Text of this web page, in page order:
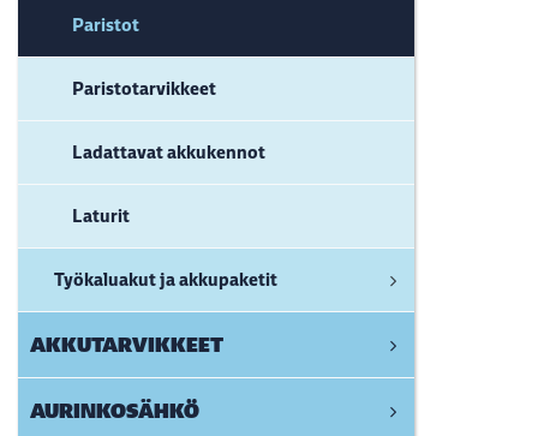
Paristot
Paristotarvikkeet
Ladattavat akkukennot
Laturit
Työkaluakut ja akkupaketit
AKKUTARVIKKEET
AURINKOSÄHKÖ